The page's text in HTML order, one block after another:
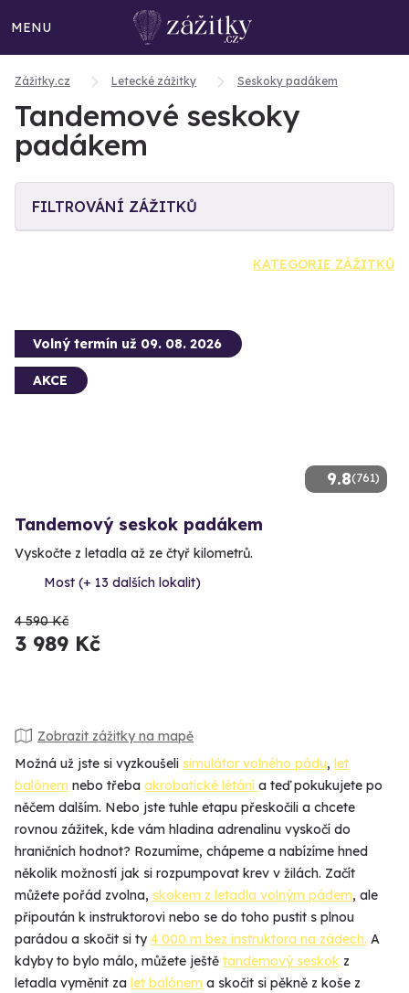
MENU
Zážitky.cz Letecké zážitky Seskoky padákem
Tandemové seskoky
padákem
FILTROVÁNÍ ZÁŽITKŮ
KATEGORIE ZÁŽITKŮ
9.8(761)
Volný termín už 09. 08. 2026
AKCE
Tandemový seskok padákem
Vyskočte z letadla až ze čtyř kilometrů.
Most (+ 13 dalších lokalit)
4 590 Kč
3 989 Kč
Zobrazit zážitky na mapě
Možná už jste si vyzkoušeli simulátor volného pádu, let
balónem nebo třeba akrobatické létání a teď pokukujete po
něčem dalším. Nebo jste tuhle etapu přeskočili a chcete
rovnou zážitek, kde vám hladina adrenalinu vyskočí do
hraničních hodnot? Rozumíme, chápeme a nabízíme hned
několik možností jak si rozpumpovat krev v žilách. Začít
můžete pořád zvolna, skokem z letadla volným pádem, ale
připoután k instruktorovi nebo se do toho pustit s plnou
parádou a skočit si ty4 000 m bez instruktora na zádech. A
kdyby to bylo málo, můžete ještě tandemový seskok z
letadla vyměnit za let balónem a skočit si pěkně z koše z